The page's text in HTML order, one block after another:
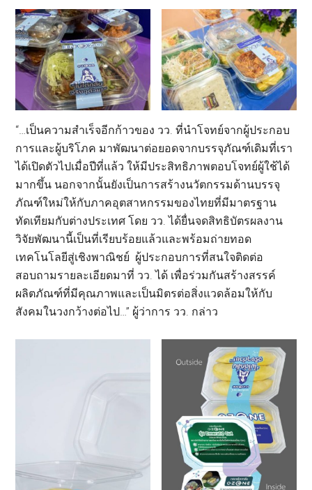
“…เป็นความสำเร็จอีกก้าวของ วว. ที่นำโจทย์จากผู้ประกอบ
การและผู้บริโภค มาพัฒนาต่อยอดจากบรรจุภัณฑ์เดิมที่เรา
ได้เปิดตัวไปเมื่อปีที่แล้ว ให้มีประสิทธิภาพตอบโจทย์ผู้ใช้ได้
มากขึ้น นอกจากนั้นยังเป็นการสร้างนวัตกรรมด้านบรรจุ
ภัณฑ์ใหม่ให้กับภาคอุตสาหกรรมของไทยที่มีมาตรฐาน
ทัดเทียมกับต่างประเทศ โดย วว. ได้ยื่นจดสิทธิบัตรผลงาน
วิจัยพัฒนานี้เป็นที่เรียบร้อยแล้วและพร้อมถ่ายทอด
เทคโนโลยีสู่เชิงพาณิชย์ ผู้ประกอบการที่สนใจติดต่อ
สอบถามรายละเอียดมาที่ วว. ได้ เพื่อร่วมกันสร้างสรรค์
ผลิตภัณฑ์ที่มีคุณภาพและเป็นมิตรต่อสิ่งแวดล้อมให้กับ
สังคมในวงกว้างต่อไป…” ผู้ว่าการ วว. กล่าว